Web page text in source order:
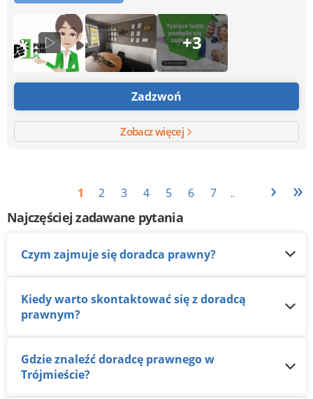
+3
Zadzwoń
Zobacz więcej
1 2 3 4 5 6 7 .. › »
Najczęściej zadawane pytania
Czym zajmuje się doradca prawny?
Kiedy warto skontaktować się z doradcą
prawnym?
Gdzie znaleźć doradcę prawnego w
Trójmieście?